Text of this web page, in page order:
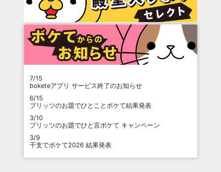
7/15
boketeアプリ サービス終了のお知らせ
6/15
プリッツのお題でひとことボケて結果発表
3/10
プリッツのお題でひと言ボケて キャンペーン
3/9
干支でボケて2026 結果発表